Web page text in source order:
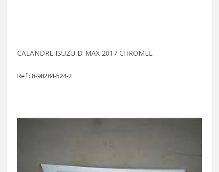
CALANDRE ISUZU D-MAX 2017 CHROMEE
Ref : 8-98284-524-2